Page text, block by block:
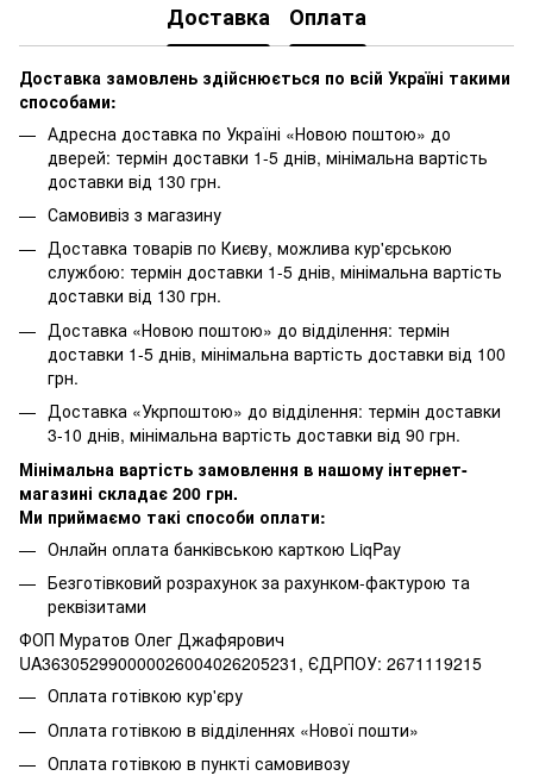
Доставка Оплата
Доставка замовлень здійснюється по всій Україні такими
способами:
Адресна доставка по Україні «Новою поштою» до
дверей: термін доставки 1-5 днів, мінімальна вартість
доставки від 130 грн.
Самовивіз з магазину
Доставка товарів по Києву, можлива кур'єрською
службою: термін доставки 1-5 днів, мінімальна вартість
доставки від 130 грн.
Доставка «Новою поштою» до відділення: термін
доставки 1-5 днів, мінімальна вартість доставки від 100
грн.
Доставка «Укрпоштою» до відділення: термін доставки
3-10 днів, мінімальна вартість доставки від 90 грн.
Мінімальна вартість замовлення в нашому інтернет-
магазині складає 200 грн.
Ми приймаємо такі способи оплати:
Онлайн оплата банківською карткою LiqPay
Безготівковий розрахунок за рахунком-фактурою та
реквізитами
ФОП Муратов Олег Джафярович
UA363052990000026004026205231, ЄДРПОУ: 2671119215
Оплата готівкою кур'єру
Оплата готівкою в відділеннях «Нової пошти»
Оплата готівкою в пункті самовивозу